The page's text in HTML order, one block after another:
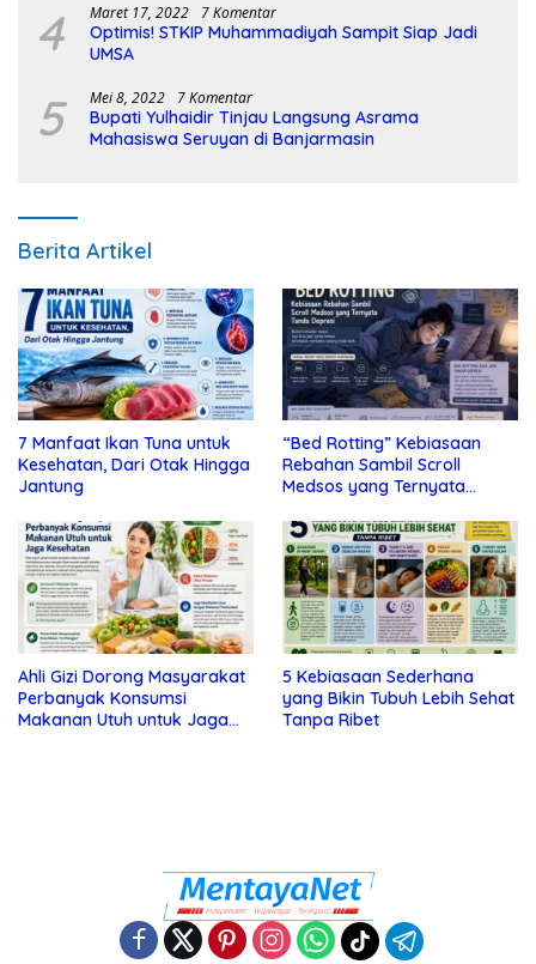
4 Maret 17, 2022 7 Komentar
Optimis! STKIP Muhammadiyah Sampit Siap Jadi
UMSA
5 Mei 8, 2022 7 Komentar
Bupati Yulhaidir Tinjau Langsung Asrama
Mahasiswa Seruyan di Banjarmasin
Berita Artikel
7 Manfaat Ikan Tuna untuk
Kesehatan, Dari Otak Hingga
Jantung
“Bed Rotting” Kebiasaan
Rebahan Sambil Scroll
Medsos yang Ternyata
Ahli Gizi Dorong Masyarakat
Perbanyak Konsumsi
Makanan Utuh untuk Jaga
5 Kebiasaan Sederhana
yang Bikin Tubuh Lebih Sehat
Tanpa Ribet